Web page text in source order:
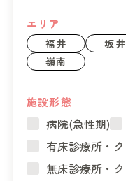
エリア
福井 坂井
嶺南
施設形態
病院(急性期)
有床診療所・
無床診療所・